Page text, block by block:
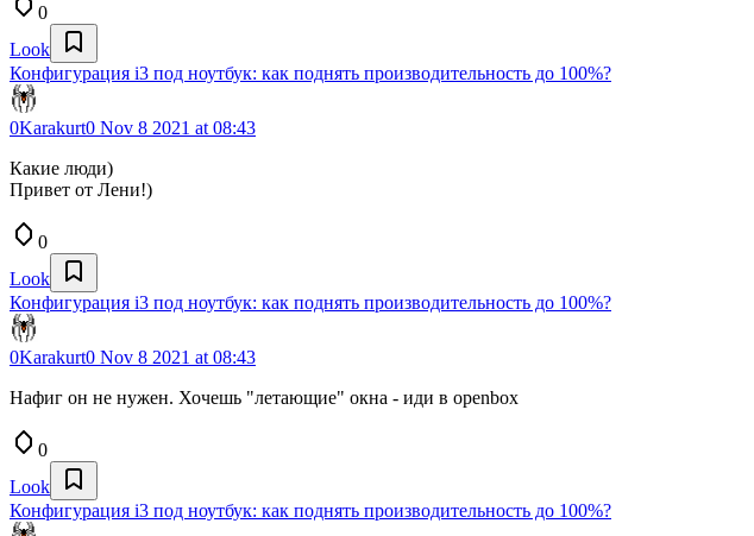
0
Look
Конфигурация i3 под ноутбук: как поднять производительность до 100%?
0Karakurt0 Nov 8 2021 at 08:43
Какие люди)
Привет от Лени!)
0
Look
Конфигурация i3 под ноутбук: как поднять производительность до 100%?
0Karakurt0 Nov 8 2021 at 08:43
Нафиг он не нужен. Хочешь "летающие" окна - иди в openbox
0
Look
Конфигурация i3 под ноутбук: как поднять производительность до 100%?